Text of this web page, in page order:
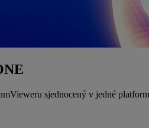
sjednocený v jedné